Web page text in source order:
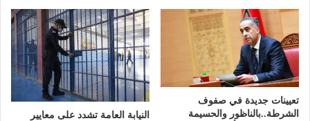
تعيينات جديدة في صفوف
الشرطة..بالناظور والحسيمة
النيابة العامة تشدد على معايير